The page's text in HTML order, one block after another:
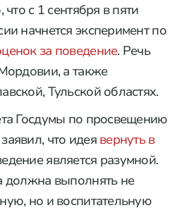
что с 1 сентября в пяти
начнется эксперимент по
за поведение. Речь
а также
Тульской областях.
Госдумы по просвещению
что идея вернуть в
является разумной.
должна выполнять не
но и воспитательную